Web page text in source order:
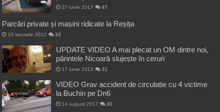
27 iunie 2017 47
Parcări private și mașini ridicate la Reșița
10 ianuarie 2012 33
UPDATE VIDEO A mai plecat un OM dintre noi,
părintele Nicoară slujește în ceruri
17 iunie 2013 31
VIDEO Grav accident de circulatie cu 4 victime
la Buchin pe Dn6
14 august 2017 30